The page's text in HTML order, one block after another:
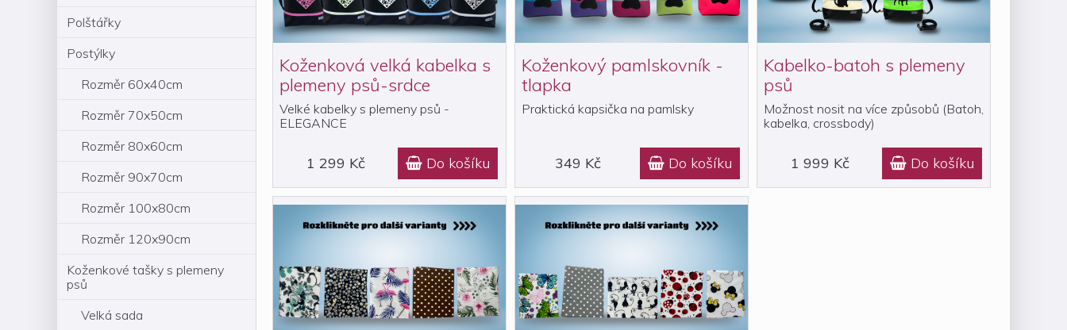
Polštářky
Postýlky
Rozměr 60x40cm
Rozměr 70x50cm
Rozměr 80x60cm
Rozměr 90x70cm
Rozměr 100x80cm
Rozměr 120x90cm
Koženkové tašky s plemeny
psů
Velká sada
Koženková velká kabelka s
plemeny psů-srdce
Velké kabelky s plemeny psů -
ELEGANCE
1 299 Kč  Do košíku
Koženkový pamlskovník -
tlapka
Praktická kapsička na pamlsky
349 Kč  Do košíku
Kabelko-batoh s plemeny
psů
Možnost nosit na více způsobů (Batoh,
kabelka, crossbody)
1 999 Kč  Do košíku